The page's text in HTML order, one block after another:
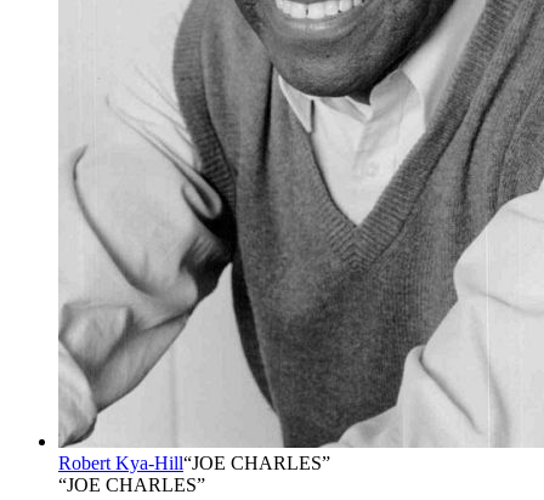
Robert Kya-Hill“JOE CHARLES”
“JOE CHARLES”